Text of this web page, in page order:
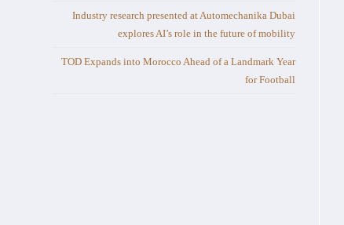
Industry research presented at Automechanika Dubai
explores AI’s role in the future of mobility
TOD Expands into Morocco Ahead of a Landmark Year
for Football